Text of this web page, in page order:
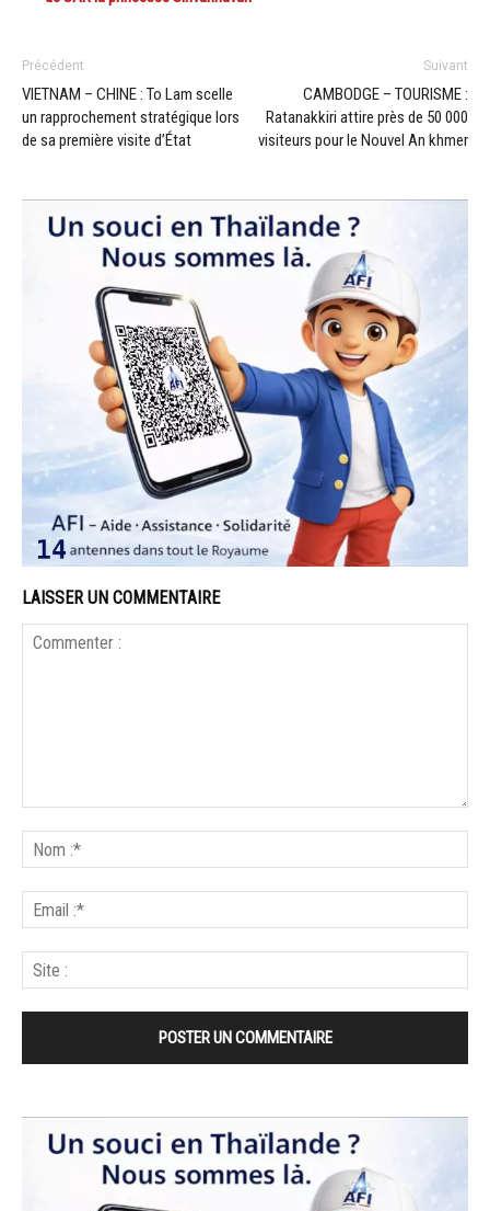
Précédent
VIETNAM – CHINE : To Lam scelle
un rapprochement stratégique lors
de sa première visite d’État
Suivant
CAMBODGE – TOURISME :
Ratanakkiri attire près de 50 000
visiteurs pour le Nouvel An khmer
LAISSER UN COMMENTAIRE